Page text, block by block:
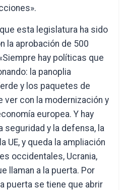
esta legislatura ha sido
la aprobación de 500
hay políticas que
la panoplia
y los paquetes de
ver con la modernización y
europea. Y hay
seguridad y la defensa, la
UE, y queda la ampliación
occidentales, Ucrania,
llaman a la puerta. Por
puerta se tiene que abrir